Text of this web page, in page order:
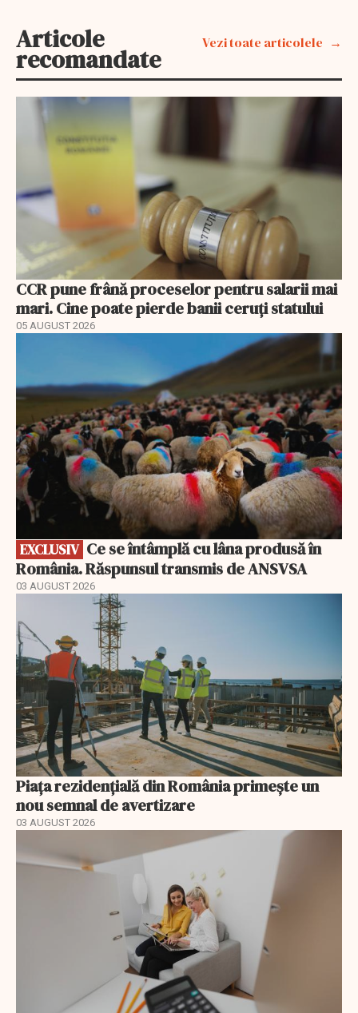
Articole
recomandate
Vezi toate articolele
CCR pune frână proceselor pentru salarii mai
mari. Cine poate pierde banii ceruți statului
05 AUGUST 2026
EXCLUSIV
România. Răspunsul transmis de ANSVSA
03 AUGUST 2026
Piața rezidențială din România primește un
nou semnal de avertizare
03 AUGUST 2026